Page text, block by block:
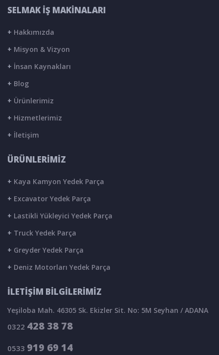
SELMAK İŞ MAKİNALARI
+ Hakkımızda
+ Misyon & Vizyon
+ İnsan Kaynakları
+ Blog
+ Ürünlerimiz
+ Hizmetlerimiz
+ İletişim
ÜRÜNLERİMİZ
+ Kaya Kamyon Yedek Parça
+ Excavator Yedek Parça
+ Lastikli Yükleyici Yedek Parça
+ Truck Yedek Parça
+ Greyder Yedek Parça
+ Deniz Motorları Yedek Parça
İLETİŞİM BİLGİLERİMİZ
Yeşiloba Mah. 46305 Sk. Ekizler Sit. No: 5M Seyhan / ADANA
0322 428 38 78
0533 919 69 14